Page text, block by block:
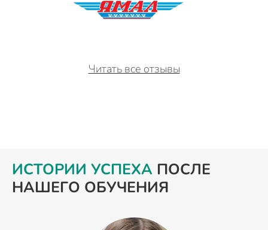
Читать все отзывы
ИСТОРИИ УСПЕХА ПОСЛЕ
НАШЕГО ОБУЧЕНИЯ